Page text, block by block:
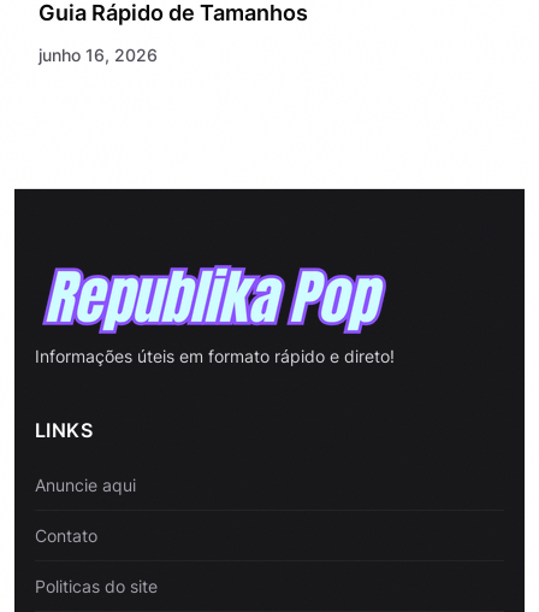
Guia Rápido de Tamanhos
junho 16, 2026
Informações úteis em formato rápido e direto!
LINKS
Anuncie aqui
Contato
Politicas do site